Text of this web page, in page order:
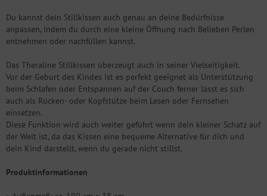
Du kannst dein Stillkissen auch genau an deine Bedürfnisse
anpassen, indem du durch eine kleine Öffnung nach Belieben Perlen
entnehmen oder nachfüllen kannst.
Das Theraline Stillkissen überzeugt auch in seiner Vielseitigkeit.
Vor der Geburt des Kindes ist es perfekt geeignet als Unterstützung
beim Schlafen oder Entspannen auf der Couch ferner lässt es sich
auch als Rücken- oder Kopfstütze beim Lesen oder Fernsehen
einsetzen.
Diese Funktion wird auch weiter geführt wenn dein kleiner Schatz auf
der Welt ist, da das Kissen eine bequeme Alternative für dich und
dein Kind darstellt, wenn du gerade nicht stillst.
Produktinformationen